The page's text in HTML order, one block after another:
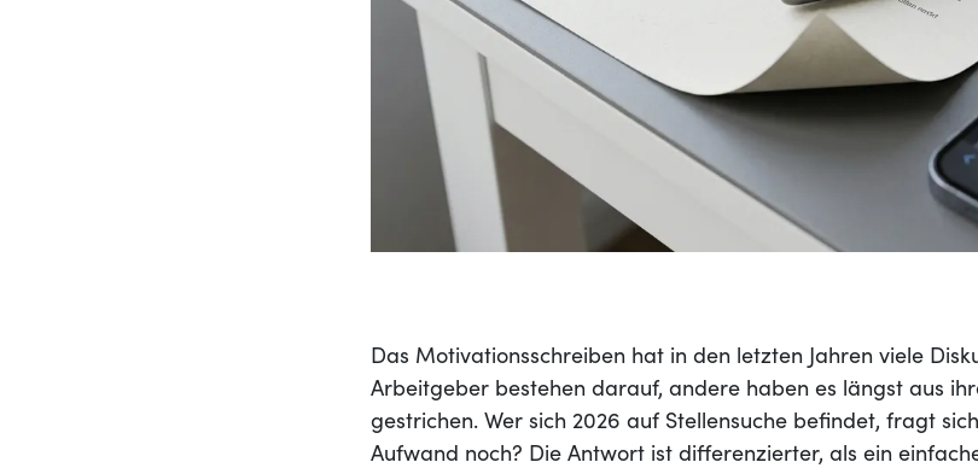
Das Motivationsschreiben hat in den letzten Jahren viele
Arbeitgeber bestehen darauf, andere haben es längst aus
gestrichen. Wer sich 2026 auf Stellensuche befindet, fragt
Aufwand noch? Die Antwort ist differenzierter, als ein